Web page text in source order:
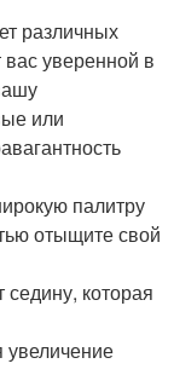
различных
уверенной в
или
палитру
отыщите свой
которая
увеличение